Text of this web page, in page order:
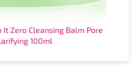
It Zero Cleansing Balm Pore
100ml